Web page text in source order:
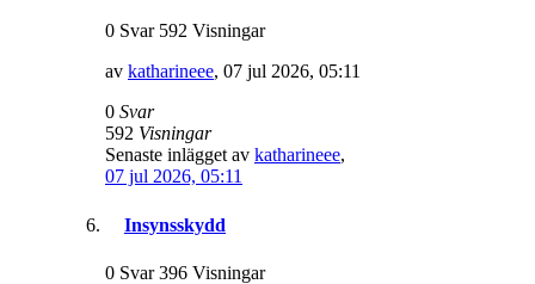
0 Svar 592 Visningar
av katharineee, 07 jul 2026, 05:11
0 Svar
592 Visningar
Senaste inlägget av katharineee,
07 jul 2026, 05:11
Insynsskydd
0 Svar 396 Visningar